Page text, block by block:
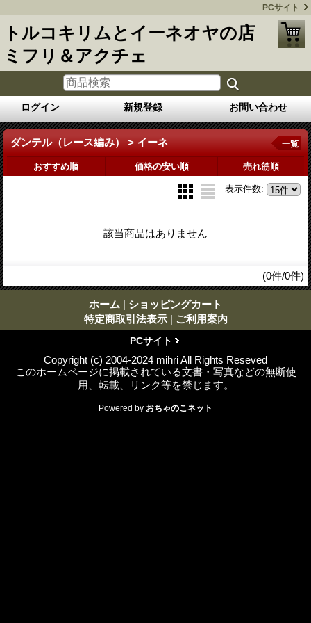
PCサイト
トルコキリムとイーネオヤの店
ミフリ＆アクチェ
ログイン 新規登録 お問い合わせ
ダンテル（レース編み） > イーネ 一覧
おすすめ順 価格の安い順 売れ筋順
表示件数:
該当商品はありません
(0件/0件)
ホーム | ショッピングカート
特定商取引法表示 | ご利用案内
PCサイト
Copyright (c) 2004-2024 mihri All Rights Reseved
このホームページに掲載されている文書・写真などの無断使
用、転載、リンク等を禁じます。
Powered by おちゃのこネット